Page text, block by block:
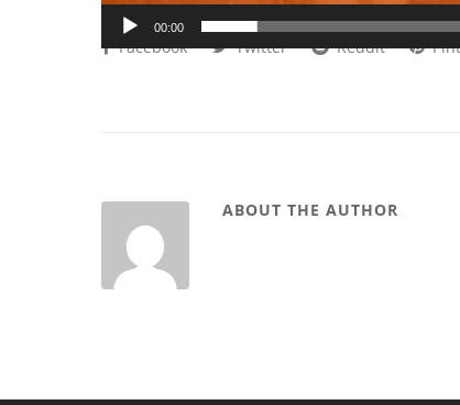
00:00
Facebook Twitter Reddit
ABOUT THE AUTHOR